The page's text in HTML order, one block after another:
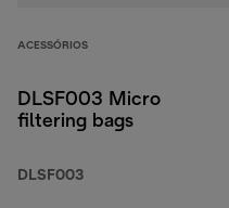
ACESSÓRIOS
DLSF003 Micro
filtering bags
DLSF003